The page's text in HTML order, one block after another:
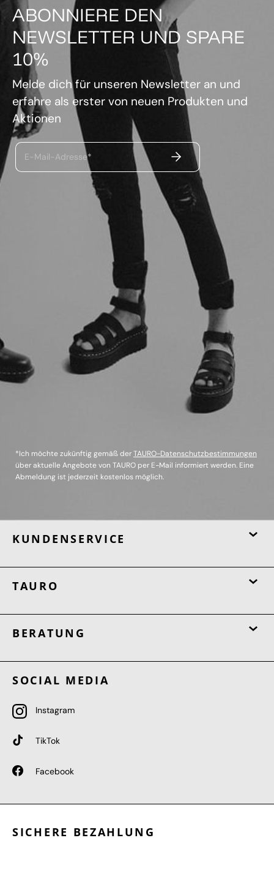
ABONNIERE DEN
NEWSLETTER UND SPARE
10%
Melde dich für unseren Newsletter an und
erfahre als erster von neuen Produkten und
Aktionen
E-Mail-Adresse* ABSENDEN
*Ich möchte zukünftig gemäß derTAURO-Datenschutzbestimmungen
über aktuelle Angebote von TAURO per E-Mail informiert werden. Eine
Abmeldung ist jederzeit kostenlos möglich.
KUNDENSERVICE
TAURO
BERATUNG
SOCIAL MEDIA
Instagram
TikTok
Facebook
SICHERE BEZAHLUNG